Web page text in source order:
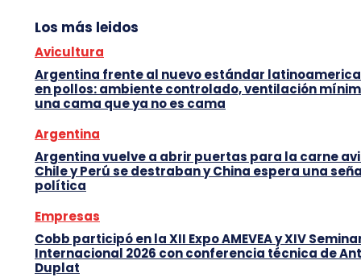
Los más leidos
Avicultura
Argentina frente al nuevo estándar
en pollos: ambiente controlado, ventilación
una cama que ya no es cama
Argentina
Argentina vuelve a abrir puertas para la carne
Chile y Perú se destraban y China espera una
política
Empresas
Cobb participó en la XII Expo AMEVEA y XIV
Internacional 2026 con conferencia técnica de
Duplat